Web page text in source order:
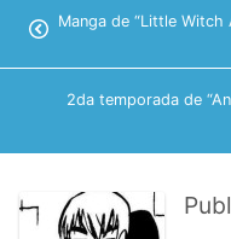
Manga de “Little Witch
2da temporada de